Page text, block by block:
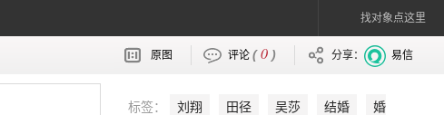
找对象点这里
原图 评论 (0 ) 分享： 易信
标签： 刘翔 田径 吴莎 结婚
婚